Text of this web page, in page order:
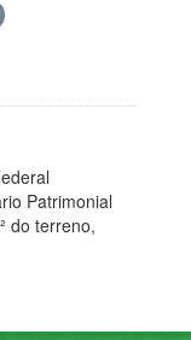
Patrimonial
do terreno,